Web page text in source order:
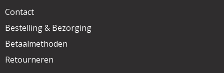
Contact
Bestelling & Bezorging
Betaalmethoden
Retourneren